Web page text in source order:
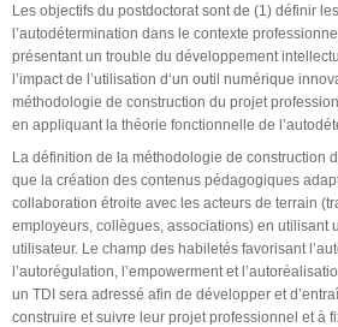
Les objectifs du postdoctorat sont de (1) définir
l’autodétermination dans le contexte
présentant un trouble du développement
l’impact de l’utilisation d‘un outil numérique
méthodologie de construction du projet
en appliquant la théorie fonctionnelle de
La définition de la méthodologie de construction
que la création des contenus pédagogiques
collaboration étroite avec les acteurs de terrain
employeurs, collègues, associations) en utilisant
utilisateur. Le champ des habiletés favorisant
l’autorégulation, l’empowerment et
un TDI sera adressé afin de développer et
construire et suivre leur projet professionnel et à